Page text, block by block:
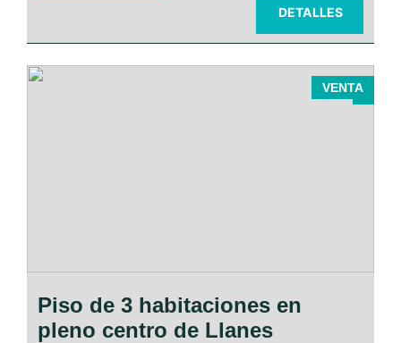
DETALLES
VENTA
Piso de 3 habitaciones en
pleno centro de Llanes